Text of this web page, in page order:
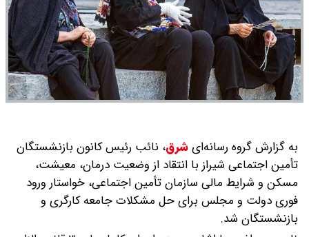
به گزارش گروه رسانه‌ایشرق، نائب رئیس کانون بازنشستگان
تأمین اجتماعی شیراز با انتقاد از وضعیت درمان، معیشت،
مسکن و شرایط مالی سازمان تأمین اجتماعی، خواستار ورود
فوری دولت و مجلس برای حل مشکلات جامعه کارگری و
بازنشستگان شد.